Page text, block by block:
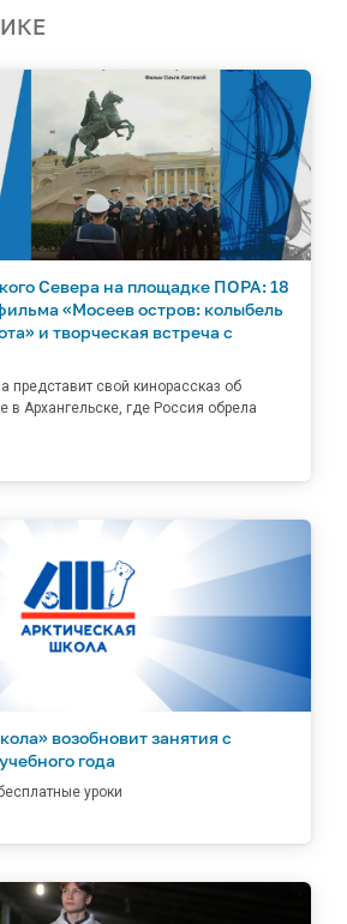
Севера на площадке ПОРА: 18
«Мосеев остров: колыбель
и творческая встреча с
представит свой кинорассказ об
в Архангельске, где Россия обрела
возобновит занятия с
года
уроки